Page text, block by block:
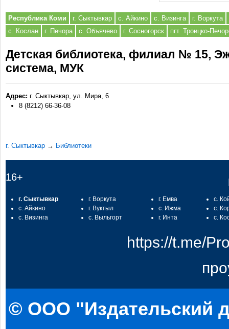
Республика Коми г. Сыктывкар с. Айкино с. Визинга
г. Воркута
с. Кослан
г. Печора с. Объячево г. Сосногорск пгт. Троицко-
Детская библиотека, филиал № 15,
система, МУК
Адрес: г. Сыктывкар, ул. Мира, 6
8 (8212) 66-36-08
г. Сыктывкар → Библиотеки
16+
г. Сыктывкар
с. Айкино
с. Визинга
г. Воркута
г. Вуктыл
с. Выльгорт
г. Емва
с. Ижма
г. Инта
с.
с.
с.
https://t.me/
© ООО "Издательский